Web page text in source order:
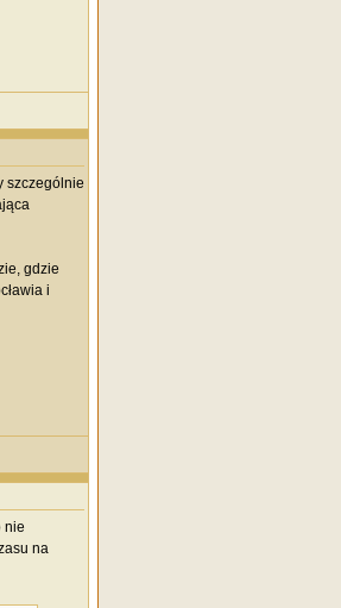
szczególnie
gdzie
i
nie
na